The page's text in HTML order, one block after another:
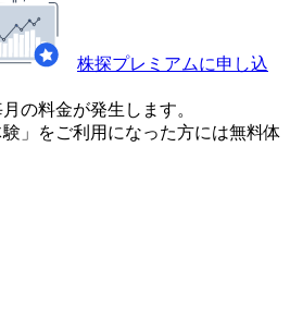
株探プレミアムに申し込
の料金が発生します。
」をご利用になった方には無料体